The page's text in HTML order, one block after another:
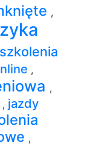
,
szkolenia
,
,
, jazdy
,